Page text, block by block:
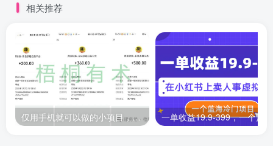
相关推荐
仅用手机就可以做的小项目，当天就能见钱，每天100-300